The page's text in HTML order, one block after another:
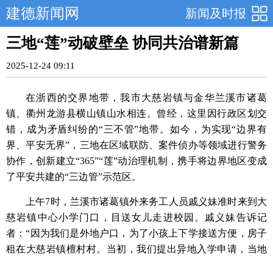
新闻及时报
建德新闻网
三地“莲”动破壁垒 协同共治谱新篇
2025-12-24 09:11
在浙西的交界地带，我市大慈岩镇与金华兰溪市诸葛
镇、衢州龙游县横山镇山水相连。曾经，这里因行政区划交
错，成为矛盾纠纷的“三不管”地带。如今，为实现“边界有
界、平安无界”，三地在区域联防、案件侦办等领域进行警务
协作，创新建立“365”“莲”动治理机制，携手将边界地区变成
了平安共建的“三边管”示范区。
上午7时，兰溪市诸葛镇外来务工人员戚义妹准时来到大
慈岩镇中心小学门口，目送女儿走进校园。戚义妹告诉记
者：“因为我们是外地户口，为了小孩上下学接送方便，房子
租在大慈岩镇檀村村。当初，我们提出异地入学申请，当地